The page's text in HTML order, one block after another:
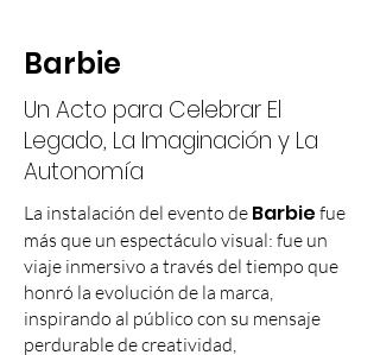
Barbie
Un Acto para Celebrar El
Legado, La Imaginación y La
Autonomía
La instalación del evento de Barbie fue
más que un espectáculo visual: fue un
viaje inmersivo a través del tiempo que
honró la evolución de la marca,
inspirando al público con su mensaje
perdurable de creatividad,